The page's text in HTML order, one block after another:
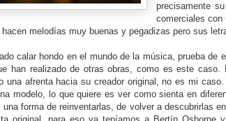
precisamente
comerciales con
melodías muy buenas y pegadizas pero sus
calar hondo en el mundo de la música, prueba
han realizado de otras obras, como es este
una afrenta hacia su creador original, no es mi
modelo, lo que quiere es ver como sienta en
forma de reinventarlas, de volver a descubrirlas